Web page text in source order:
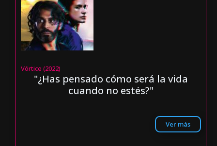
Vórtice (2022)
"¿Has pensado cómo será la vida
cuando no estés?"
Ver más